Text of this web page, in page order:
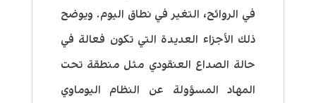
في الروائح، التغير في نطاق اليوم. ويوضح
ذلك الأجزاء العديدة التي تكون فعالة في
حالة الصداع العنقودي مثل منطقة تحت
المهاد المسؤولة عن النظام اليوماوي